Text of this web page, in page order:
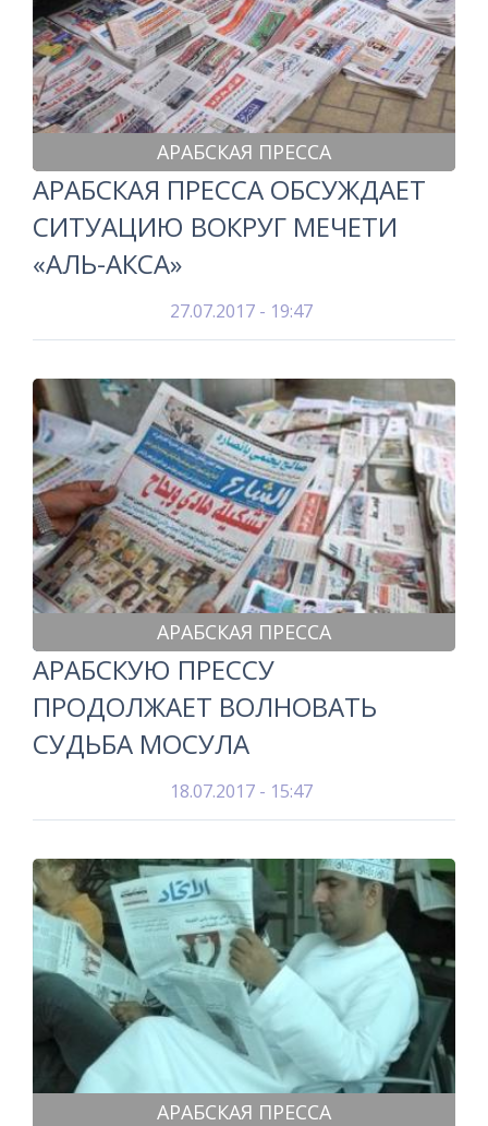
АРАБСКАЯ ПРЕССА
АРАБСКАЯ ПРЕССА ОБСУЖДАЕТ
СИТУАЦИЮ ВОКРУГ МЕЧЕТИ
«АЛЬ-АКСА»
27.07.2017 - 19:47
АРАБСКАЯ ПРЕССА
АРАБСКУЮ ПРЕССУ
ПРОДОЛЖАЕТ ВОЛНОВАТЬ
СУДЬБА МОСУЛА
18.07.2017 - 15:47
АРАБСКАЯ ПРЕССА